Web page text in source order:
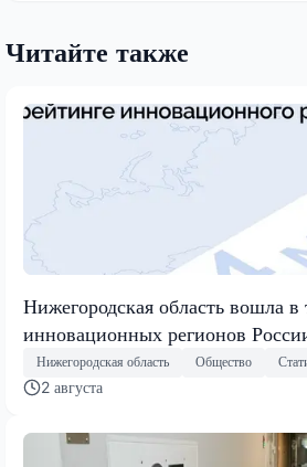
Читайте также
Нижегородская область вошла
инновационных регионов
Нижегородская область Общество
2 августа